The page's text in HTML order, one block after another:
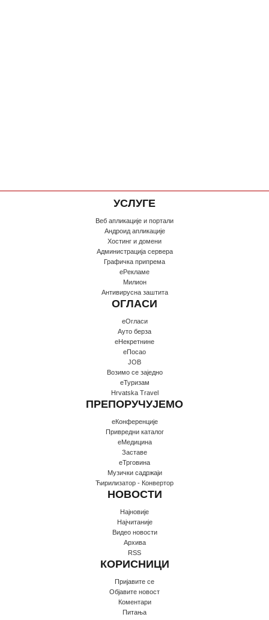
УСЛУГЕ
Веб апликације и портали
Андроид апликације
Хостинг и домени
Администрација сервера
Графичка припрема
еРекламе
Милион
Антивирусна заштита
ОГЛАСИ
еОгласи
Ауто берза
еНекретнине
еПосао
JOB
Возимо се заједно
еТуризам
Hrvatska Travel
ПРЕПОРУЧУЈЕМО
еКонференције
Привредни каталог
еМедицина
Заставе
еТрговина
Музички садржаји
Ћирилизатор - Конвертор
НОВОСТИ
Најновије
Најчитаније
Видео новости
Архива
RSS
КОРИСНИЦИ
Пријавите се
Oбјавите новост
Коментари
Питања